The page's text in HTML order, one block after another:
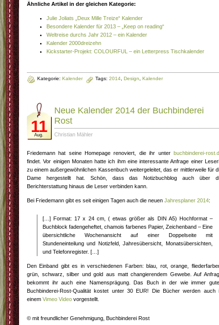
Ähnliche Artikel in der gleichen Kategorie:
Julie Joliats „Deux Mille Treize“ Kalender
Besondere Kalender für 2013 – „Keep on reading“
Weltreise durchs Jahr 2012 – ein Kalender
Kalender 2000dreizehn
Kickstarter-Projekt: COLOURFUL – ein Letterpress Tischkalender
Kategorie: Kalender Tags: 2014 Design Kalender
11
Aug.
Neue Kalender 2014 der Buchbinderei
Rost
Christian Mähler
Friedemann hat seine Homepage renoviert, die ihr unter buchbinderei-
findet. Vor einigen Monaten hatte ich ihm eine interessante Anfrage einer
zu einem außergewöhnlichen Kassenbuch weitergeleitet, das er mittlerweile für
Dame hergestellt hat. Schön, dass das Notizbuchblog auch über
Berichterstattung hinaus die Leser verbinden kann.
Bei Friedemann gibt es seit einigen Tagen auch die neuen Jahresplaner 2014:
[…] Format: 17 x 24 cm, ( etwas größer als DIN A5) Hochformat –
Buchblock fadengeheftet, chamois farbenes Papier, Zeichenband – Eine
übersichtliche Wochenansicht auf einer Doppelseite mit
Stundeneinteilung und Notizfeld, Jahresübersicht, Monatsübersichten,
und Telefonregister. […]
Den Einband gibt es in verschiedenen Farben: blau, rot, orange,
grün, schwarz, silber und gold aus matt changierendem Gewebe. Auf
bekommt ihr auch eine Namensprägung. Das Buch in der wie immer
Buchbinderei-Rost-Qualität kostet unter 30 EUR! Die Bücher werden auch
einem Vimeo Video vorgestellt.
© mit freundlicher Genehmigung, Buchbinderei Rost